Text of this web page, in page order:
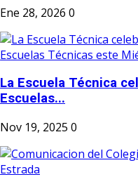
Ene 28, 2026 0
La Escuela Técnica
Escuelas...
Nov 19, 2025 0